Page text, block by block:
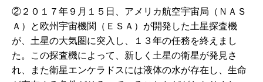
②２０１７年９月１５日、アメリカ航空宇宙局（ＮＡＳ
Ａ）と欧州宇宙機関（ＥＳＡ）が開発した土星探査機
が、土星の大気圏に突入し、１３年の任務を終えまし
た。この探査機によって、新しく土星の衛星が発見さ
れ、また衛星エンケラドスには液体の水が存在し、生命